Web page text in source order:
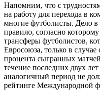
Напомним, что с
на работу для перехода в
многие футболисты. Дело в
правило, согласно
трансферы футболистов,
Евросоюза, только в случае
процента сыгранных
течение последних двух
аналогичный период не
рейтинге Международной